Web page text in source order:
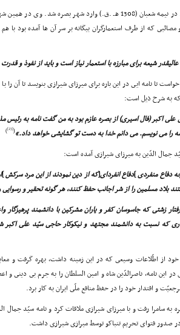
سیّد على اکبر فال اسیرى در نیمه شعبان (1308 هـ .ق.) وارد
مصائبى که از طرف استعمارگران بیگانه بر سر آن ها آمده بود
شیعه براى مبارزه با استعمار نیاز است و باید از نفوذ و
تا نامه ایى در این باره براى میرزاى شیرازى بنویسد تا آن
به شرح ذیل است:
اکبر (فال اسیرى) از بصره عازم بود به من گفت نامه به
را مى نویسم. مى دانم خدا به دست تو گشایشى خواهد داد.»(
[23]
)
جمال الدّین به میرزاى شیرازى آمده است:
دفاع منفردى]دفاع انفرداى[که از دین نمودند از این مرد سرکش]
بلاد مسلمین را از شر اجانب حفظ کنند، هر گونه تحقیر و
زشتى که جاسوسان کفر و یاران مشرکین با دانشمند پرهیزگار
که نسبت به دانشمند مجتهد و نیکوکار حاجى سیّد على
از اطّلاعات وسیعى که در این زمینه داشت، بهره گرفت و
این نامه، ناصرالدّین شاه و امین السلطان را به جرم بى دینى و
و اقتدار خود را در حفظ منافع ملّى ایران به کار برد.
سامرا رفت و با میرزاى شیرازى ملاقات کرد و نامه سیّد جمال
صدور فتواى تحریم تنباکو توسط میرازى شیرازى داشت.